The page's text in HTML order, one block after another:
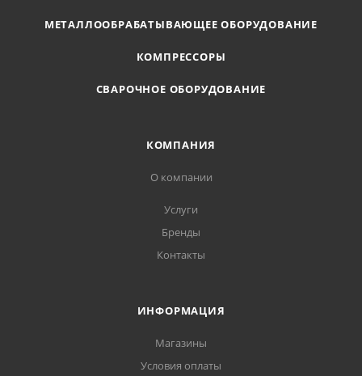
МЕТАЛЛООБРАБАТЫВАЮЩЕЕ ОБОРУДОВАНИЕ
КОМПРЕССОРЫ
СВАРОЧНОЕ ОБОРУДОВАНИЕ
КОМПАНИЯ
О компании
Услуги
Бренды
Контакты
ИНФОРМАЦИЯ
Магазины
Условия оплаты